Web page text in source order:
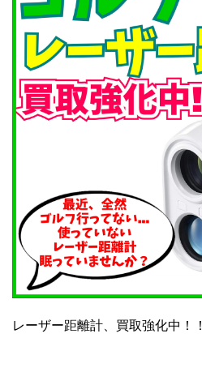
レーザー距離計、買取強化中！！